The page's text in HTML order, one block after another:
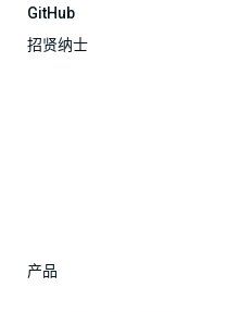
GitHub
招贤纳士
产品